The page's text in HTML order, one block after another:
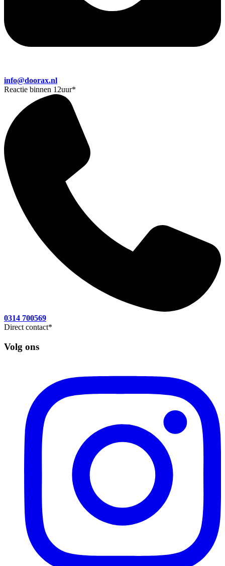
info@doorax.nl
Reactie binnen 12uur*
0314 700569
Direct contact*
Volg ons